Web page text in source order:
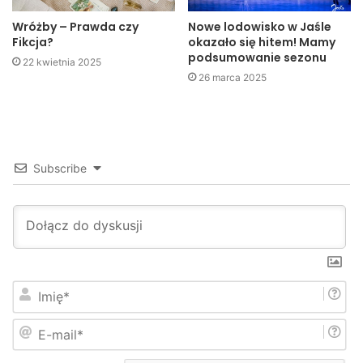
samochodów osobowych, a przecież do skansenu
przyjeżdżać będą autobusy wycieczkowe z turystami. Ta
droga nie spełnia takiej roli.
Zobacz fotorelację ze Skansenu Karpacka Troja w
Wróżby – Prawda czy
Fikcja?
22 kwietnia 2025
Nowe lodowisko w Jaśle
okazało się hitem! Mamy
podsumowanie sezonu
26 marca 2025
Subscribe
i
m